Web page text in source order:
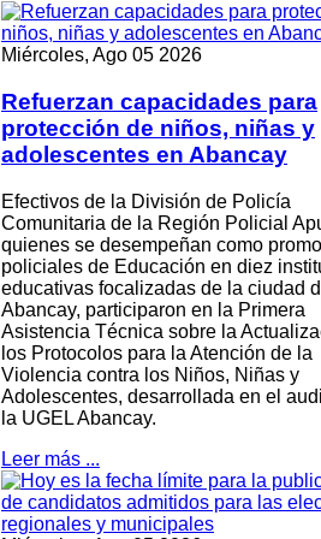
Miércoles, Ago 05 2026
Refuerzan capacidades para
protección de niños, niñas y
adolescentes en Abancay
Efectivos de la División de Policía
Comunitaria de la Región Policial
quienes se desempeñan como
policiales de Educación en diez
educativas focalizadas de la ciudad
Abancay, participaron en la Primera
Asistencia Técnica sobre la
los Protocolos para la Atención de la
Violencia contra los Niños, Niñas y
Adolescentes, desarrollada en el
la UGEL Abancay.
Leer más ...